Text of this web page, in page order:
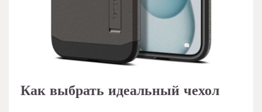
Как выбрать идеальный чехол